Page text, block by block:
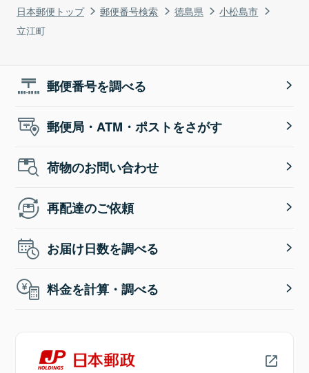
日本郵便トップ 郵便番号検索 徳島県
小松島市
立江町
郵便番号を調べる
郵便局・ATM・ポストをさがす
荷物のお問い合わせ
再配達のご依頼
お届け日数を調べる
料金を計算・調べる